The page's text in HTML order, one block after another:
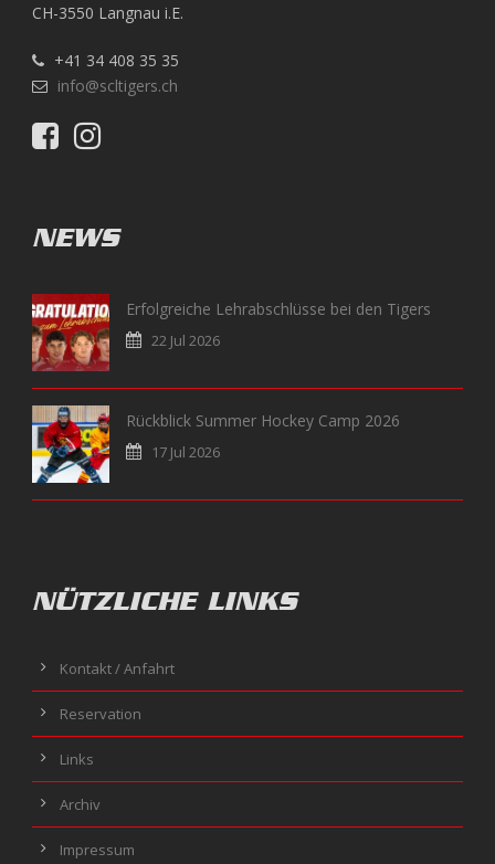
CH-3550 Langnau i.E.
+41 34 408 35 35
info@scltigers.ch
NEWS
Erfolgreiche Lehrabschlüsse bei den Tigers
22 Jul 2026
Rückblick Summer Hockey Camp 2026
17 Jul 2026
NÜTZLICHE LINKS
Kontakt / Anfahrt
Reservation
Links
Archiv
Impressum